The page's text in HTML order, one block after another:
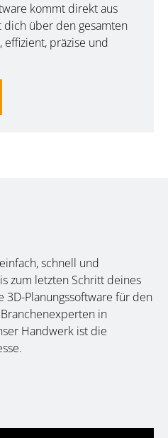
kommt direkt aus
dich über den gesamten
effizient, präzise und
schnell und
zum letzten Schritt deines
3D-Planungssoftware für den
in
Handwerk ist die